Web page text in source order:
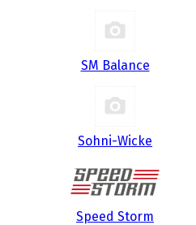
SM Balance
Sohni-Wicke
Speed Storm